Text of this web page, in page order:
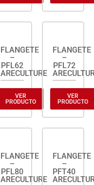
FLANGETE
–
PFL62
ARECULTURE
VER
PRODUCTO
FLANGETE
–
PFL72
VER
PRODUCTO
FLANGETE
–
PFL80
ARECULTURE
FLANGETE
–
PFT40